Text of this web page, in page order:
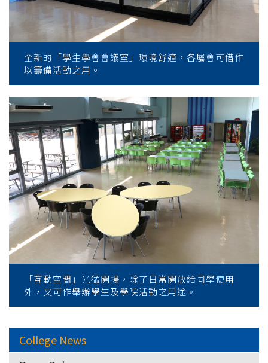
全新的「學生學會會議室」環境舒適，各屬會可借作
以籌備活動之用。
「互動空間」光猛開揚，除了日常開放給同學使用
外，又可作舉辦學生及學院活動之用途。
College News